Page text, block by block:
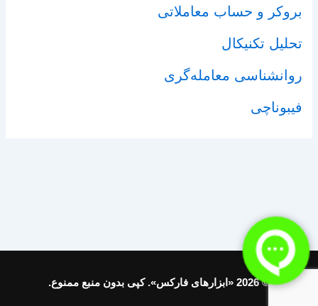
بروکر و حساب معاملاتی
تحلیل تکنیکال
روانشناسی معامله‌گری
فیبوناچی
© 2026 «ابزارهای فارکس». کپی بدون منبع ممنوع.